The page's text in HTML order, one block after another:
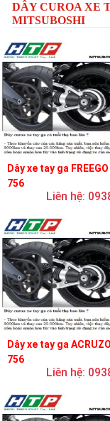
DÂY CUROA XE
MITSUBOSHI
Dây xe tay ga
756
Liên hệ:
Dây xe tay ga
756
Liên hệ: